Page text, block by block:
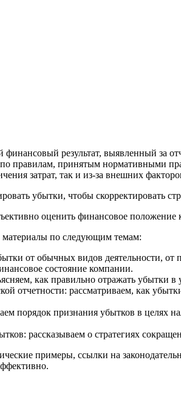
результат, выявленный за
по правилам, принятым нормативными
затрат, так и из-за внешних
убытки, чтобы скорректировать
оценить финансовое
по следующим темам:
от обычных видов деятельности,
состояние компании.
как правильно отражать убытки
отчетности: рассматриваем, как
порядок признания убытков в целях
рассказываем о стратегиях
примеры, ссылки на